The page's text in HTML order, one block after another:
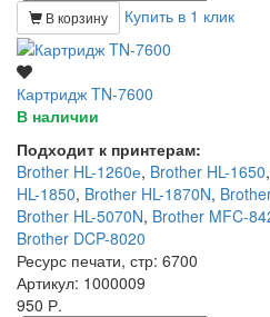
В корзину Купить в 1 клик
Картридж TN-7600
В наличии
Подходит к принтерам:
Brother HL-1260е, Brother HL-1650,
HL-1850, Brother HL-1870N,
Brother HL-5070N, Brother MFC-
Brother DCP-8020
Ресурс печати, стр: 6700
Артикул: 1000009
950 Р.